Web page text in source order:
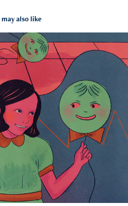
may also like
ilustra 2025
2025